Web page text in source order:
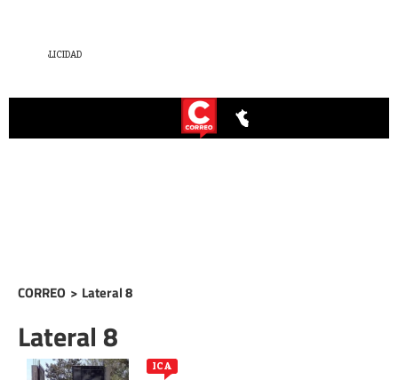
CORREO > Lateral 8
Lateral 8
ICA